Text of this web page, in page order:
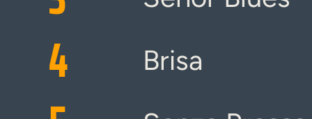
4 Brisa